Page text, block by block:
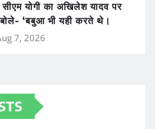
योगी का अखिलेश यादव पर
‘बबुआ भी यही करते थे।
7, 2026